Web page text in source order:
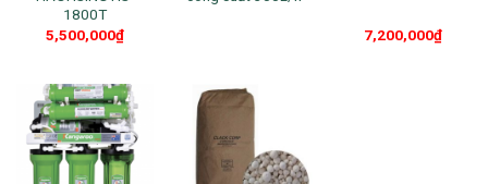
1800T
5,500,000₫ 7,200,000₫